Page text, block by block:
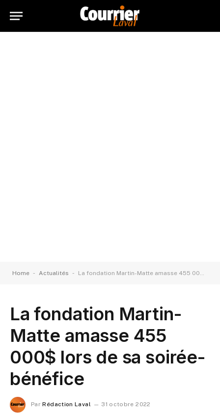
Home - Actualités - La fondation Martin-Matte amasse 455 000$ lors de sa soirée-bénéfice
La fondation Martin-
Matte amasse 455
000$ lors de sa soirée-
bénéfice
Par Rédaction Laval 31 octobre 2022